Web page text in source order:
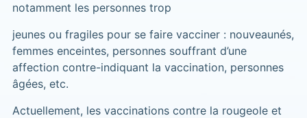
notamment les personnes trop
jeunes ou fragiles pour se faire vacciner : nouveaunés,
femmes enceintes, personnes souffrant d’une
affection contre-indiquant la vaccination, personnes
âgées, etc.
Actuellement, les vaccinations contre la rougeole et